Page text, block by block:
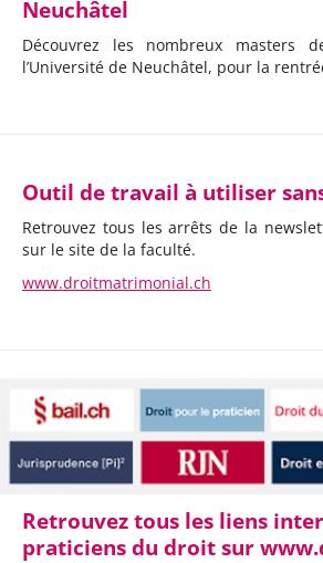
Neuchâtel
Découvrez les nombreux
l’Université de Neuchâtel, pour la
Outil de travail à utiliser
Retrouvez tous les arrêts de la
sur le site de la faculté.
www.droitmatrimonial.ch
Retrouvez tous les liens
praticiens du droit sur